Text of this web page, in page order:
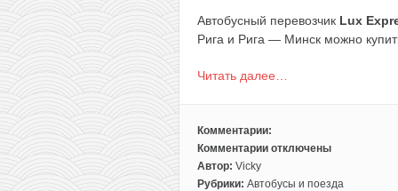
Автобусный перевозчик Lux
Рига и Рига — Минск можно
Читать далее…
Комментарии:
Комментарии
к
записи
отключены
Автор: Vicky
Рубрики: Автобусы и поезда